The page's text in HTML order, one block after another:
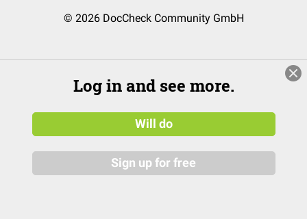
© 2026 DocCheck Community GmbH
Log in and see more.
Will do
Sign up for free